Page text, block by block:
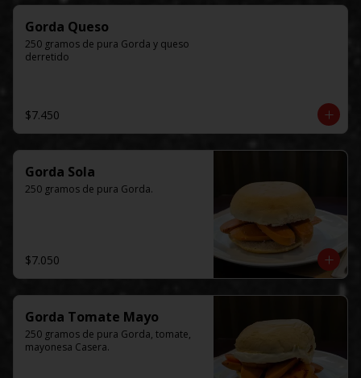
Gorda Queso
250 gramos de pura Gorda y queso
derretido
$7.450
Gorda Sola
250 gramos de pura Gorda.
$7.050
Gorda Tomate Mayo
250 gramos de pura Gorda, tomate,
mayonesa Casera.